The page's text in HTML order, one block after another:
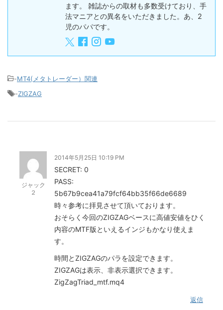
ます。 雑誌からの取材も多数受けており、手
法マニアとの異名をいただきました。あ、2
児のパパです。
-MT4(メタトレーダー）関連
-ZIGZAG
ジャック
２
2014年5月25日 10:19 PM
SECRET: 0
PASS:
5b67b9cea41a79fcf64bb35f66de6689
時々参考に拝見させて頂いております。
おそらく今回のZIGZAGベースに高値安値をひく
内容のMTF版といえるインジもかなり使えま
す。
時間とZIGZAGのパラを設定できます。
ZIGZAGは表示、非表示選択できます。
ZigZagTriad_mtf.mq4
返信